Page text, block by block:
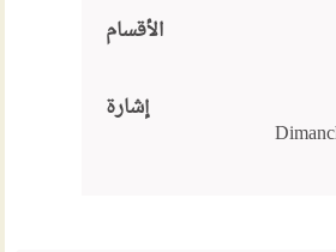
الأقسام
إشارة